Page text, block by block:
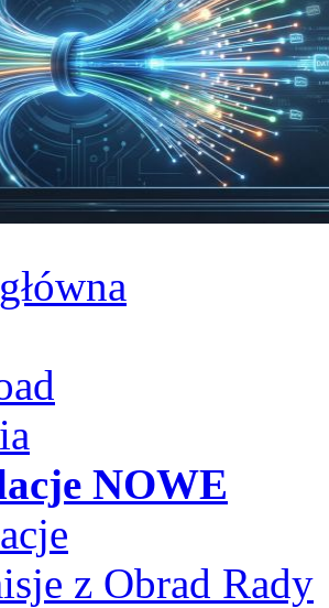
NOWE
z Obrad Rady